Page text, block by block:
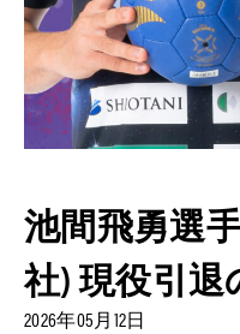
池間飛勇選
社) 現役引
2026年05月12日